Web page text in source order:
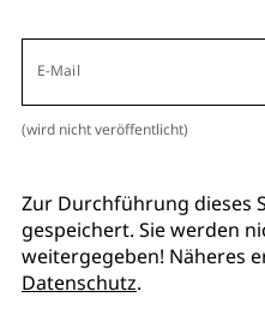
E-Mail
(wird nicht veröffentlicht)
Zur Durchführung dieses
gespeichert. Sie werden
weitergegeben! Näheres
Datenschutz.